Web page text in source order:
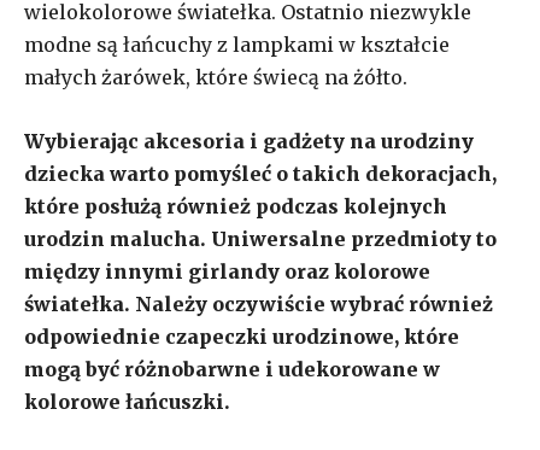
wielokolorowe światełka. Ostatnio niezwykle
modne są łańcuchy z lampkami w kształcie
małych żarówek, które świecą na żółto.
Wybierając akcesoria i gadżety na urodziny
dziecka warto pomyśleć o takich dekoracjach,
które posłużą również podczas kolejnych
urodzin malucha. Uniwersalne przedmioty to
między innymi girlandy oraz kolorowe
światełka. Należy oczywiście wybrać również
odpowiednie czapeczki urodzinowe, które
mogą być różnobarwne i udekorowane w
kolorowe łańcuszki.